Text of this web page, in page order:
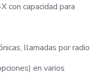
con capacidad para
llamadas por radio
en varios